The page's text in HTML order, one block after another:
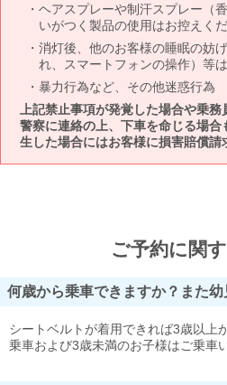
ヘアスプレーや制汗スプレー（
いがつく製品の使用はお控えくだ
消灯後、他のお客様の睡眠の妨
れ、スマートフォンの操作）等
暴力行為など、その他迷惑行為
上記禁止事項が発覚した場合や乗務
警察に連絡の上、下車を命じる場
生した場合にはお客様に損害賠償請
ご予約に関
何歳から乗車できますか？また
シートベルトが着用できれば3歳以上
乗車および3歳未満のお子様はご乗車